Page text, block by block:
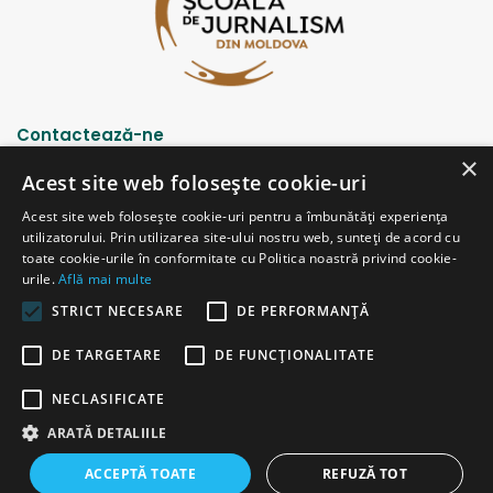
Contactează-ne
Strada Șciusev, 53
2012 Chișinău, Republica Moldova
tel: (+373 22) 213652, 227539
fax: (+373 22) 226681
Email: redactia@ijc.md
FacebookYouTubeInstagramTelegram
×
Acest site web folosește cookie-uri
Acest site web folosește cookie-uri pentru a îmbunătăți experiența
utilizatorului. Prin utilizarea site-ului nostru web, sunteți de acord cu
toate cookie-urile în conformitate cu Politica noastră privind cookie-
urile.Află mai multe
STRICT NECESARE
DE PERFORMANȚĂ
DE TARGETARE DE FUNCŢIONALITATE
NECLASIFICATE
ARATĂ DETALIILE
ACCEPTĂ TOATE REFUZĂ TOT